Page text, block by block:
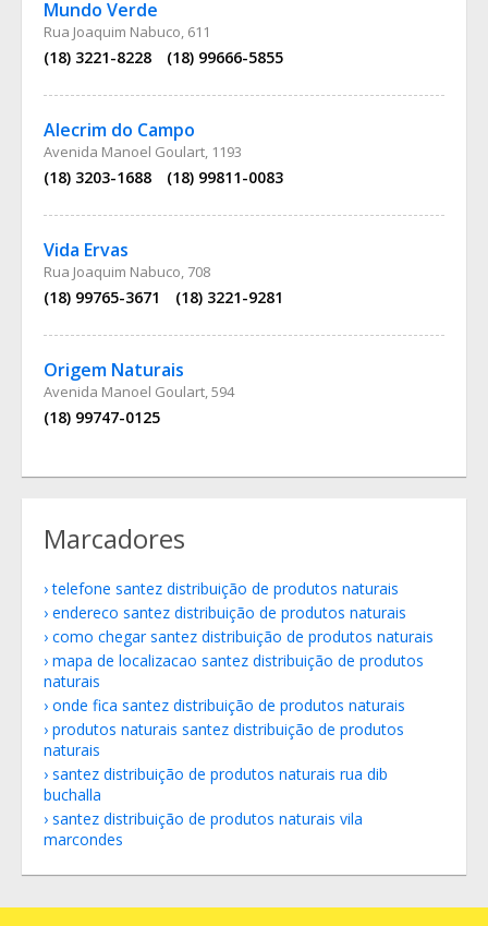
Mundo Verde
Rua Joaquim Nabuco, 611
(18) 3221-8228 (18) 99666-5855
Alecrim do Campo
Avenida Manoel Goulart, 1193
(18) 3203-1688 (18) 99811-0083
Vida Ervas
Rua Joaquim Nabuco, 708
(18) 99765-3671 (18) 3221-9281
Origem Naturais
Avenida Manoel Goulart, 594
(18) 99747-0125
Marcadores
telefone santez distribuição de produtos naturais
endereco santez distribuição de produtos naturais
como chegar santez distribuição de produtos naturais
mapa de localizacao santez distribuição de produtos
naturais
onde fica santez distribuição de produtos naturais
produtos naturais santez distribuição de produtos
naturais
santez distribuição de produtos naturais rua dib
buchalla
santez distribuição de produtos naturais vila
marcondes